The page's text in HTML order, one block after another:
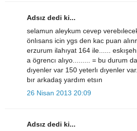
Adsız dedi ki...
selamun aleykum cevep
önlısans icin ygs den kac puan
erzurum ilahıyat 164 ile......
a ögrencı alıyo......... = bu durum
dıyenler var 150 yeterlı dıyenler
bır arkadaş yardım etsın
26 Nisan 2013 20:09
Adsız dedi ki...